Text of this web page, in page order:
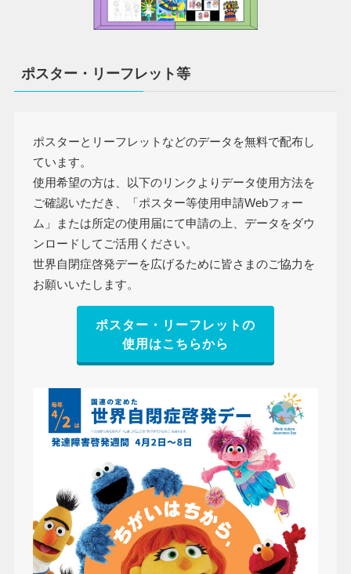
ポスター・リーフレット等
ポスターとリーフレットなどのデータを無料で配布し
ています。
使用希望の方は、以下のリンクよりデータ使用方法を
ご確認いただき、「ポスター等使用申請Webフォー
ム」または所定の使用届にて申請の上、データをダウ
ンロードしてご活用ください。
世界自閉症啓発デーを広げるために皆さまのご協力を
お願いいたします。
ポスター・リーフレットの
使用はこちらから